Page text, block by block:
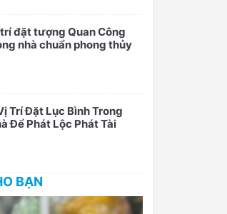
đặt tượng Quan Công
nhà chuẩn phong thủy
Trí Đặt Lục Bình Trong
Để Phát Lộc Phát Tài
BẠN